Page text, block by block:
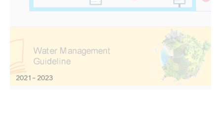
2021 – 2023